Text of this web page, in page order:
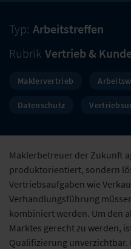
Typ: Arbeitstreffen
Rubrik Vertrieb & Kunde
Maklervertrieb
Datenschutz
Maklerbetreuer der Zukunft
produktorientiert, sondern
Vertriebsaufgaben wie
Verhandlungsführung
kombiniert werden. Um den
Marktes gerecht zu werden,
Qualifizierung unverzichtbar.